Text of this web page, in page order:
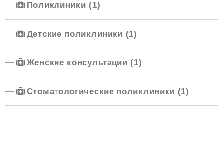
Поликлиники (1)
Детские поликлиники (1)
Женские консультации (1)
Стоматологические поликлиники (1)